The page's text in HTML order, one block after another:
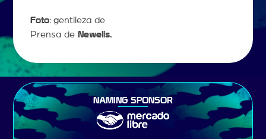
Foto: gentileza de
Prensa deNewells.
NAMING SPONSOR